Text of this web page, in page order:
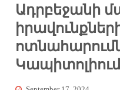
Ադրբեջանի
Կապիտոլիում